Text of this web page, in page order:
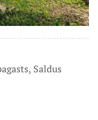
Saldus